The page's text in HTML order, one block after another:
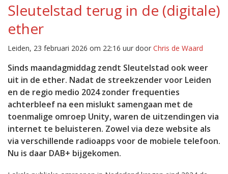
Sleutelstad terug in de (digitale)
ether
Leiden, 23 februari 2026 om 22:16 uur door Chris de Waard
Sinds maandagmiddag zendt Sleutelstad ook weer
uit in de ether. Nadat de streekzender voor Leiden
en de regio medio 2024 zonder frequenties
achterbleef na een mislukt samengaan met de
toenmalige omroep Unity, waren de uitzendingen via
internet te beluisteren. Zowel via deze website als
via verschillende radioapps voor de mobiele telefoon.
Nu is daar DAB+ bijgekomen.